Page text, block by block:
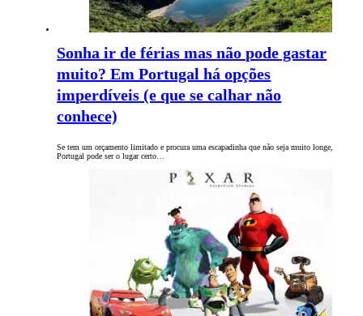
Sonha ir de férias mas não pode gastar
muito? Em Portugal há opções
imperdíveis (e que se calhar não
conhece)
Se tem um orçamento limitado e procura uma escapadinha que não seja muito longe,
Portugal pode ser o lugar certo…